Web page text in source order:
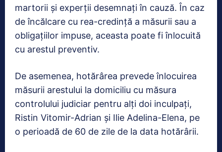
martorii și experții desemnați în cauză. În caz
de încălcare cu rea-credință a măsurii sau a
obligațiilor impuse, aceasta poate fi înlocuită
cu arestul preventiv.
De asemenea, hotărârea prevede înlocuirea
măsurii arestului la domiciliu cu măsura
controlului judiciar pentru alți doi inculpați,
Ristin Vitomir-Adrian și Ilie Adelina-Elena, pe
o perioadă de 60 de zile de la data hotărârii.